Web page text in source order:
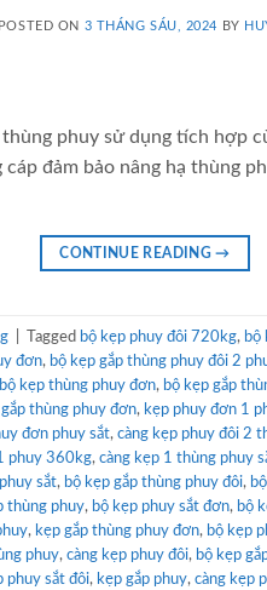
POSTED ON 3 THÁNG SÁU, 2024 BY
phuy sử dụng tích hợp
cáp đảm bảo nâng hạ thùng
CONTINUE READING→
Tagged bộ kẹp phuy đôi 720kg, bộ
đơn, bộ kẹp gắp thùng phuy đôi 2
bộ kẹp thùng phuy đơn, bộ kẹp gắp
gắp thùng phuy đơn, kẹp phuy đơn 1
đơn phuy sắt, càng kẹp phuy đôi 2
phuy 360kg, càng kẹp 1 thùng phuy
sắt, bộ kẹp gắp thùng phuy đôi,
thùng phuy, bộ kẹp phuy sắt đơn, bộ
, kẹp gắp thùng phuy đơn, bộ kẹp
phuy, càng kẹp phuy đôi, bộ kẹp
phuy sắt đôi, kẹp gắp phuy, càng kẹp